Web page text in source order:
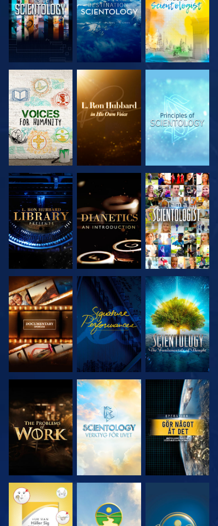
UTFORSKA
SERIEN
UTFORSKA
SERIEN
UTFORSKA
SERIEN
UTFORSKA
SERIEN
UTFORSKA
SERIEN
TITTA
UTFORSKA
SERIEN
TITTA
UTFORSKA
SERIEN
UTFORSKA
SERIEN
UTFORSKA
SERIEN
TITTA
TITTA TITTA TITTA